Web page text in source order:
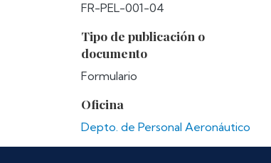
FR-PEL-001-04
Tipo de publicación o
documento
Formulario
Oficina
Depto. de Personal Aeronáutico